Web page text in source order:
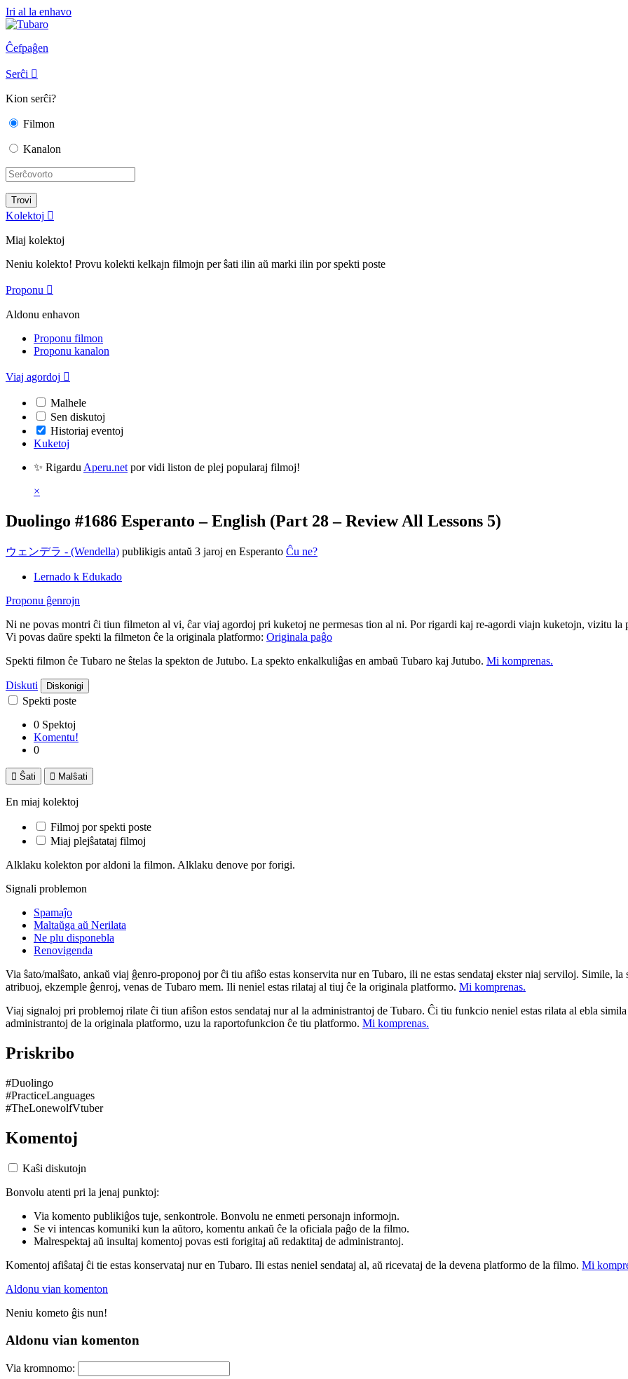
Iri al la enhavo
Ĉefpaĝen
Serĉi 
Kion serĉi?
Filmon
Kanalon
Kolektoj 
Miaj kolektoj
Neniu kolekto! Provu kolekti kelkajn filmojn per ŝati ilin aŭ marki ilin por spekti poste
Proponu 
Aldonu enhavon
Proponu filmon
Proponu kanalon
Viaj agordoj 
Malhele
Sen diskutoj
Historiaj eventoj
Kuketoj
✨ Rigardu Aperu.net por vidi liston de plej popularaj filmoj!
×
Duolingo #1686 Esperanto – English (Part 28 – Review All Lessons 5)
ウェンデラ - (Wendella) publikigis antaŭ 3 jaroj en Esperanto Ĉu ne?
Lernado k Edukado
Proponu ĝenrojn
Ni ne povas montri ĉi tiun filmeton al vi, ĉar viaj agordoj pri kuketoj ne permesas tion al ni. Por rigardi kaj re-agordi viajn kuketojn, vizitu la
Vi povas daŭre spekti la filmeton ĉe la originala platformo: Originala paĝo
Spekti filmon ĉe Tubaro ne ŝtelas la spekton de Jutubo. La spekto enkalkuliĝas en ambaŭ Tubaro kaj Jutubo. Mi komprenas.
Diskuti Diskonigi
Spekti poste
0 Spektoj
Komentu!
0
 Ŝati  Malŝati
En miaj kolektoj
Filmoj por spekti poste
Miaj plejŝatataj filmoj
Alklaku kolekton por aldoni la filmon. Alklaku denove por forigi.
Signali problemon
Spamaĵo
Maltaŭga aŭ Nerilata
Ne plu disponebla
Renovigenda
Via ŝato/malŝato, ankaŭ viaj ĝenro-proponoj por ĉi tiu afiŝo estas konservita nur en Tubaro, ili ne estas sendataj ekster niaj serviloj. Simile,
atribuoj, ekzemple ĝenroj, venas de Tubaro mem. Ili neniel estas rilataj al tiuj ĉe la originala platformo. Mi komprenas.
Viaj signaloj pri problemoj rilate ĉi tiun afiŝon estos sendataj nur al la administrantoj de Tubaro. Ĉi tiu funkcio neniel estas rilata al ebla
administrantoj de la originala platformo, uzu la raportofunkcion ĉe tiu platformo. Mi komprenas.
Priskribo
#Duolingo
#PracticeLanguages
#TheLonewolfVtuber
Komentoj
Kaŝi diskutojn
Bonvolu atenti pri la jenaj punktoj:
Via komento publikiĝos tuje, senkontrole. Bonvolu ne enmeti personajn informojn.
Se vi intencas komuniki kun la aŭtoro, komentu ankaŭ ĉe la oficiala paĝo de la filmo.
Malrespektaj aŭ insultaj komentoj povas esti forigitaj aŭ redaktitaj de administrantoj.
Komentoj afiŝataj ĉi tie estas konservataj nur en Tubaro. Ili estas neniel sendataj al, aŭ ricevataj de la devena platformo de la filmo. Mi
Aldonu vian komenton
Neniu kometo ĝis nun!
Aldonu vian komenton
Via kromnomo: